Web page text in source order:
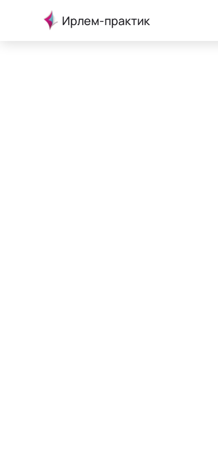
Ирлем-практик